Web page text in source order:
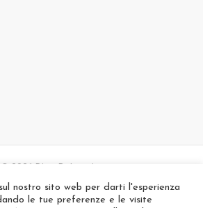
© 2021 Ditta Belsanti
nostro sito web per darti l'esperienza
le tue preferenze e le visite